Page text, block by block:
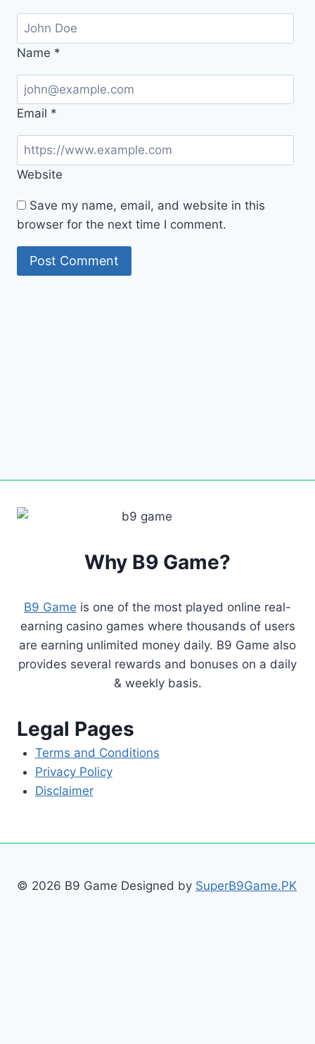
Name *
Email *
Website
Save my name, email, and website in this
browser for the next time I comment.
Why B9 Game?
B9 Game is one of the most played online real-
earning casino games where thousands of users
are earning unlimited money daily. B9 Game also
provides several rewards and bonuses on a daily
& weekly basis.
Legal Pages
Terms and Conditions
Privacy Policy
Disclaimer
© 2026 B9 Game Designed by SuperB9Game.PK